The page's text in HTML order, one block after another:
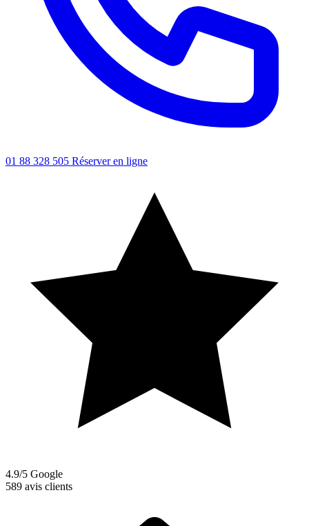
01 88 328 505 Réserver en ligne
4.9/5 Google
589 avis clients